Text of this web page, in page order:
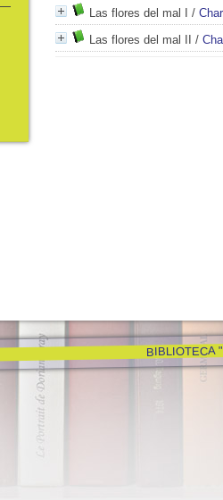
Las flores del mal I
/
Las flores del mal II
/
BIBLIOTECA